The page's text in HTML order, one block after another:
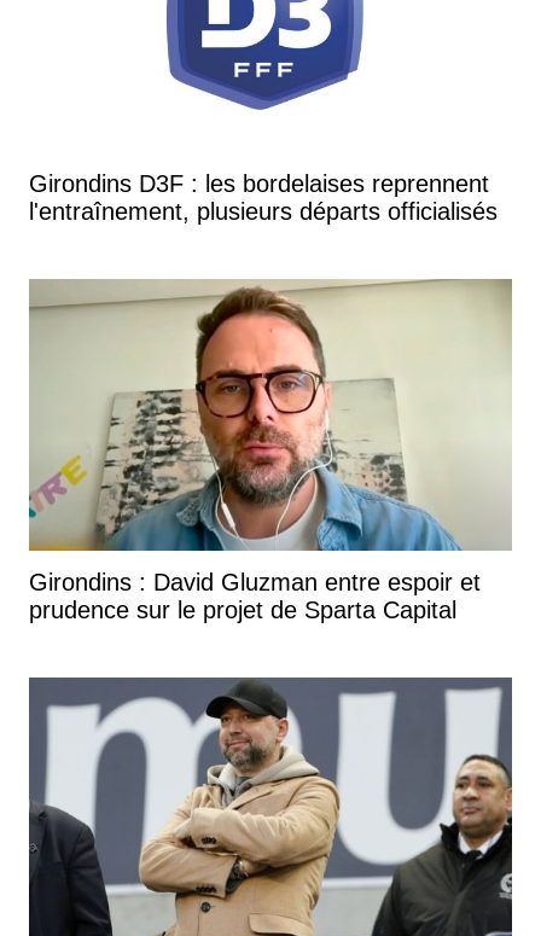
Girondins D3F : les bordelaises reprennent
l'entraînement, plusieurs départs officialisés
Girondins : David Gluzman entre espoir et
prudence sur le projet de Sparta Capital